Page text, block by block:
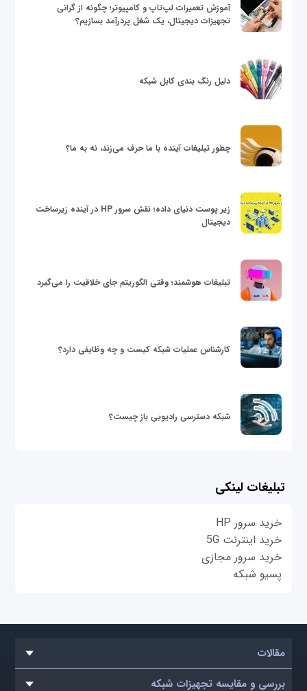
آموزش تعمیرات لپ‌تاپ و کامپیوتر؛ چگونه از گرانی
تجهیزات دیجیتال، یک شغل پردرآمد بسازیم؟
دلیل رنگ بندی کابل شبکه
چطور تبلیغات آینده با ما حرف می‌زند، نه به ما؟
زیر پوست دنیای داده؛ نقش سرور HP در آینده زیرساخت
دیجیتال
تبلیغات هوشمند؛ وقتی الگوریتم جای خلاقیت را می‌گیرد
کارشناس عملیات شبکه کیست و چه وظایفی دارد؟
شبکه دسترسی رادیویی باز چیست؟
تبلیغات لینکی
خرید سرور HP
خرید اینترنت 5G
خرید سرور مجازی
پسیو شبکه
مقالات
بررسی و مقایسه تجهیزات شبکه